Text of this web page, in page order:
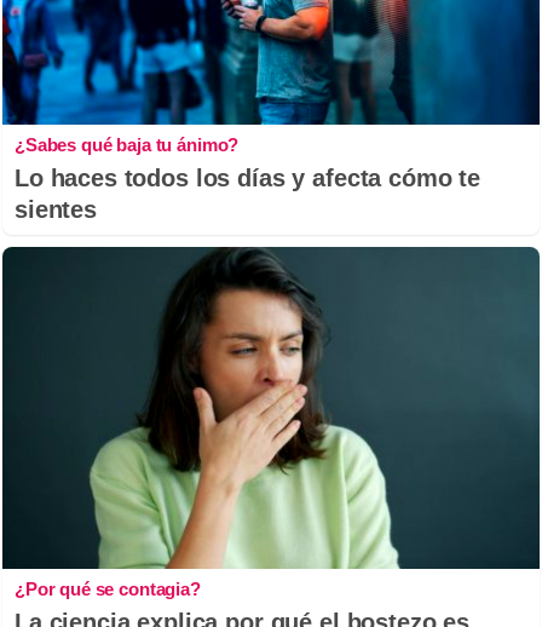
¿Sabes qué baja tu ánimo?
Lo haces todos los días y afecta cómo te
sientes
¿Por qué se contagia?